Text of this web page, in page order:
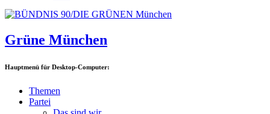
Grüne München
Hauptmenü für Desktop-Computer:
Themen
Partei